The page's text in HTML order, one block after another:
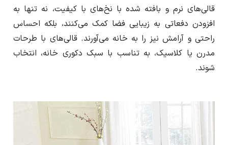
قالی‌های نرم و بافته شده با نخ‌های با کیفیت، نه تنها به
افزودن دفعاتی به زیبایی فضا کمک می‌کنند، بلکه احساس
راحتی و آرامش نیز را به خانه می‌آورند. قالی‌های با طرحات
مدرن یا کلاسیک، به تناسب با سبک دکوری خانه، انتخاب
شوند.